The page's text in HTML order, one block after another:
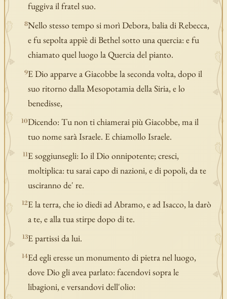
fuggiva il fratel suo.
8Nello stesso tempo si morì Debora, balia di Rebecca,
e fu sepolta appiè di Bethel sotto una quercia: e fu
chiamato quel luogo la Quercia del pianto.
9E Dio apparve a Giacobbe la seconda volta, dopo il
suo ritorno dalla Mesopotamia della Siria, e lo
benedisse,
10Dicendo: Tu non ti chiamerai più Giacobbe, ma il
tuo nome sarà Israele. E chiamollo Israele.
11E soggiunsegli: Io il Dio onnipotente; cresci,
moltiplica: tu sarai capo di nazioni, e di popoli, da te
usciranno de' re.
12E la terra, che io diedi ad Abramo, e ad Isacco, la darò
a te, e alla tua stirpe dopo di te.
13E partissi da lui.
14Ed egli eresse un monumento di pietra nel luogo,
dove Dio gli avea parlato: facendovi sopra le
libagioni, e versandovi dell'olio: